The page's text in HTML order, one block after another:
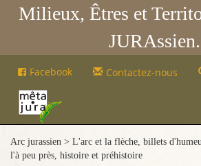
Milieux, Êtres et
JURAssien.
Jura Facebook Contactez-nous
Mêta-
Arc jurassien > L'arc et la flèche, billets
l'à peu près, histoire et préhistoire